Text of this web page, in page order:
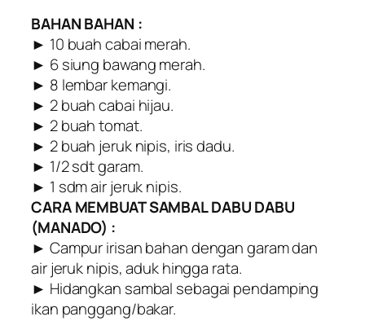
BAHAN BAHAN :
► 10 buah cabai merah.
► 6 siung bawang merah.
► 8 lembar kemangi.
► 2 buah cabai hijau.
► 2 buah tomat.
► 2 buah jeruk nipis, iris dadu.
► 1/2 sdt garam.
► 1 sdm air jeruk nipis.
CARA MEMBUAT SAMBAL DABU DABU
(MANADO) :
► Campur irisan bahan dengan garam dan
air jeruk nipis, aduk hingga rata.
► Hidangkan sambal sebagai pendamping
ikan panggang/bakar.